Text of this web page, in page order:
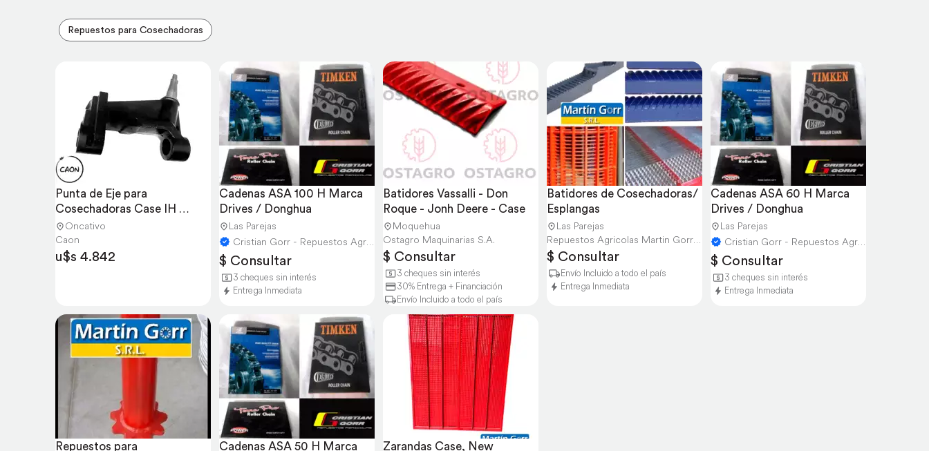
Repuestos para Cosechadoras
Punta de Eje para
Cosechadoras Case IH
2388/2799/2399/2688
Oncativo
Caon
u$s 4.842
Cadenas ASA 100 H Marca
Drives / Donghua
Las Parejas
Cristian Gorr - Repuestos Agricolas
$ Consultar
3 cheques sin interés
Entrega Inmediata
Batidores Vassalli - Don
Roque - Jonh Deere - Case
Moquehua
Ostagro Maquinarias S.A.
$ Consultar
3 cheques sin interés
30% Entrega + Financiación
Envío Incluido a todo el país
Batidores de Cosechadoras/
Esplangas
Las Parejas
Repuestos Agricolas Martin Gorr S.R.L.
$ Consultar
Envío Incluido a todo el país
Entrega Inmediata
Cadenas ASA 60 H Marca
Drives / Donghua
Las Parejas
Cristian Gorr - Repuestos Agricolas
$ Consultar
3 cheques sin interés
Entrega Inmediata
Repuestos para Cadenas ASA 50 H Marca Zarandas Case, New